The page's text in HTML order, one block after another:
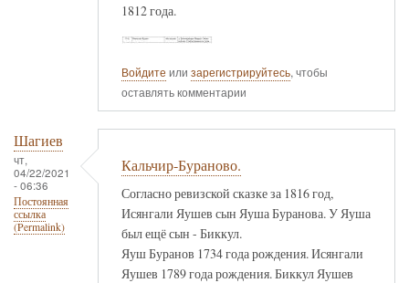
1812 года.
Войдите или зарегистрируйтесь, чтобы
оставлять комментарии
Шагиев
чт,
04/22/2021
- 06:36
Постоянная
ссылка
(Permalink)
Кальчир-Бураново.
Согласно ревизской сказке за 1816 год,
Исянгали Яушев сын Яуша Буранова. У Яуша
был ещё сын - Биккул.
Яуш Буранов 1734 года рождения. Исянгали
Яушев 1789 года рождения. Биккул Яушев